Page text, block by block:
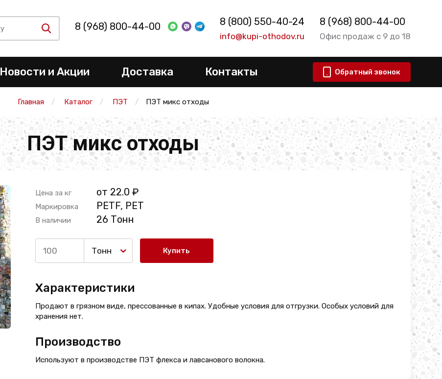
8 (968) 800-44-00 8 (800) 550-40-24
info@kupi-othodov.ru
8 (968) 800-44-00
Офис продаж с 9 до 18
Новости и Акции Доставка Контакты Обратный звонок
Главная Каталог ПЭТ ПЭТ микс отходы
ПЭТ микс отходы
Цена за кг от 22.0 ₽
Маркировка PETF, PET
В наличии 26 Тонн
Тонн Купить
Характеристики
Продают в грязном виде, прессованные в кипах. Удобные условия для отгрузки. Особых условий для
хранения нет.
Производство
Используют в производстве ПЭТ флекса и лавсанового волокна.